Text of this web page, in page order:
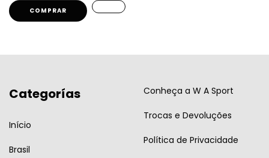
COMPRAR
Categorías
Início
Brasil
Conheça a W A Sport
Trocas e Devoluções
Política de Privacidade